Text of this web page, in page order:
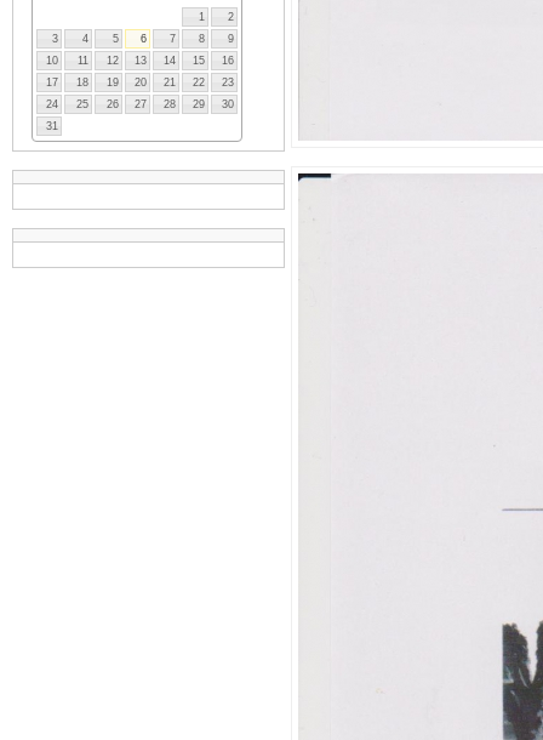
1
2
3
4 5 6 7 8
9
10
11 12 13 14 15
16
17
18 19 20 21 22
23
24
25 26 27 28 29
30
31